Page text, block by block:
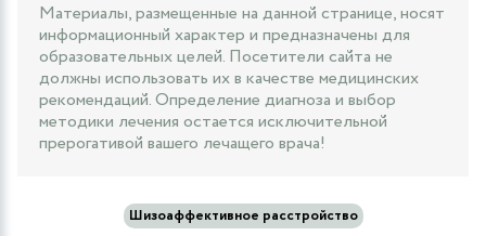
Материалы, размещенные на данной странице, носят
информационный характер и предназначены для
образовательных целей. Посетители сайта не
должны использовать их в качестве медицинских
рекомендаций. Определение диагноза и выбор
методики лечения остается исключительной
прерогативой вашего лечащего врача!
Шизоаффективное расстройство